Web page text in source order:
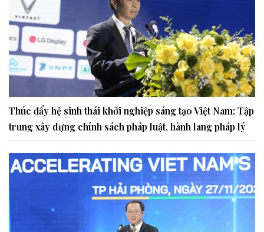
Thúc đẩy hệ sinh thái khởi nghiệp sáng tạo Việt Nam: Tập
trung xây dựng chính sách pháp luật, hành lang pháp lý